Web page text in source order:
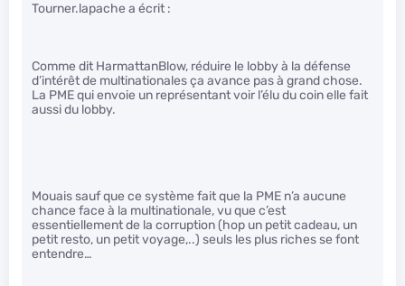
Tourner.lapache a écrit :
Comme dit HarmattanBlow, réduire le lobby à la défense
d’intérêt de multinationales ça avance pas à grand chose.
La PME qui envoie un représentant voir l’élu du coin elle fait
aussi du lobby.
Mouais sauf que ce système fait que la PME n’a aucune
chance face à la multinationale, vu que c’est
essentiellement de la corruption (hop un petit cadeau, un
petit resto, un petit voyage,..) seuls les plus riches se font
entendre…